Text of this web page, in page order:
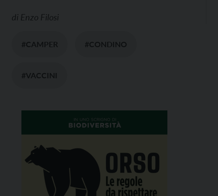
di Enzo Filosi
#CAMPER #CONDINO
#VACCINI